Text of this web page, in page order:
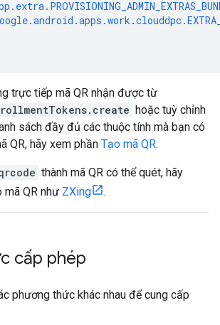
trực tiếp mã QR nhận được từ
hoặc tuỳ chỉnh
sách đầy đủ các thuộc tính mà bạn có
QR, hãy xem phần Tạo mã QR.
thành mã QR có thể quét, hãy
QR như ZXing .
cấp phép
phương thức khác nhau để cung cấp